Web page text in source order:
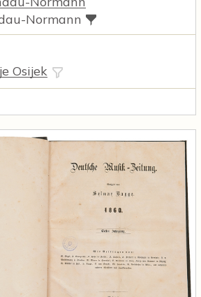
Normann
Osijek